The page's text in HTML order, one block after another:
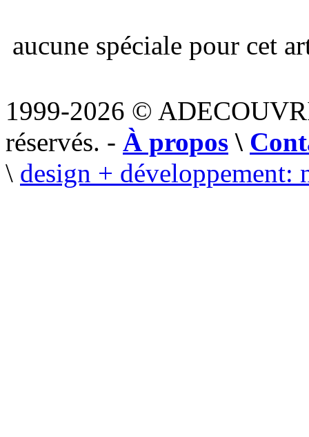
aucune spéciale pour cet
1999-2026 ©
réservés. - À propos \
\ design + développement: